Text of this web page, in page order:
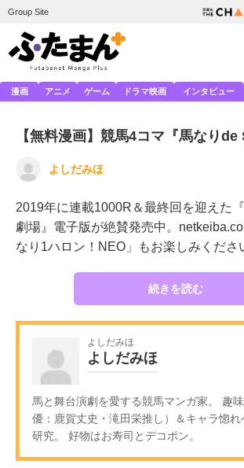
Group Site
漫画 アニメ ゲーム ドラマ映画 インタビュー
【無料漫画】競馬4コマ『馬なり
よしだみほ
2019年に連載1000R＆最終回を迎えた
劇場』電子版が絶賛発売中。
なり1ハロン！NEO」もお楽しみくださ
続きを読む
よしだみほ
よしだみほ
馬と舞台演劇を愛する競馬マンガ家。 趣
優：鹿賀丈史・滝田栄推し）＆キャラ惚れ
研究。 好物はお寿司とデコポン。